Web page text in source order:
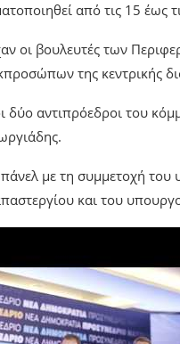
από τις 15 έως
οι βουλευτές των
της κεντρικής
δύο αντιπρόεδροι του
με τη συμμετοχή
και του